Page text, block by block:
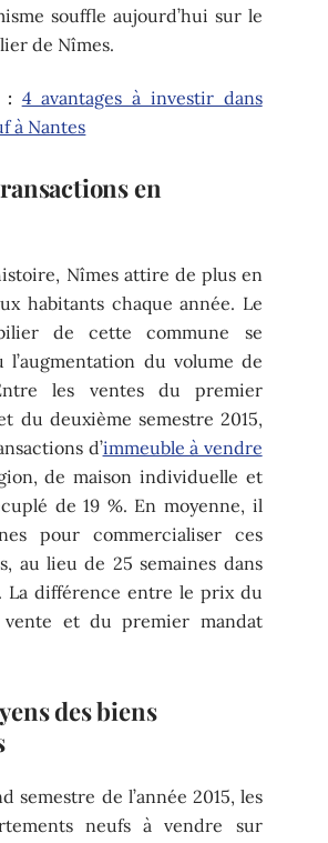
souffle aujourd’hui sur le
de Nîmes.
: 4 avantages à investir dans
à Nantes
en
Nîmes attire de plus en
habitants chaque année. Le
de cette commune se
l’augmentation du volume de
les ventes du premier
du deuxième semestre 2015,
d’immeuble à vendre
de maison individuelle et
de 19 %. En moyenne, il
pour commercialiser ces
au lieu de 25 semaines dans
La différence entre le prix du
vente et du premier mandat
des biens
semestre de l’année 2015, les
neufs à vendre sur